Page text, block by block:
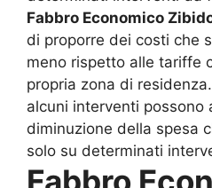
Fabbro Economico
di proporre dei costi che
meno rispetto alle tariffe
propria zona di
alcuni interventi possono
diminuzione della spesa
solo su determinati